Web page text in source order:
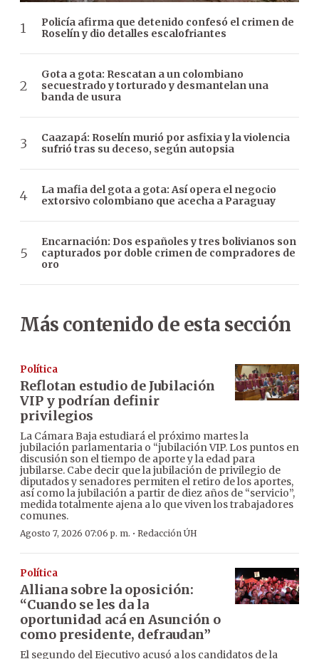
Policía afirma que detenido confesó el crimen de
Roselín y dio detalles escalofriantes
Gota a gota: Rescatan a un colombiano
secuestrado y torturado y desmantelan una
banda de usura
Caazapá: Roselín murió por asfixia y la violencia
sufrió tras su deceso, según autopsia
La mafia del gota a gota: Así opera el negocio
extorsivo colombiano que acecha a Paraguay
Encarnación: Dos españoles y tres bolivianos son
capturados por doble crimen de compradores de
oro
Más contenido de esta sección
Política
Reflotan estudio de Jubilación
VIP y podrían definir
privilegios
La Cámara Baja estudiará el próximo martes la
jubilación parlamentaria o “jubilación VIP. Los puntos en
discusión son el tiempo de aporte y la edad para
jubilarse. Cabe decir que la jubilación de privilegio de
diputados y senadores permiten el retiro de los aportes,
así como la jubilación a partir de diez años de “servicio”,
medida totalmente ajena a lo que viven los trabajadores
comunes.
Agosto 7, 2026 07:06 p. m. · Redacción ÚH
Política
Alliana sobre la oposición:
“Cuando se les da la
oportunidad acá en Asunción o
como presidente, defraudan”
El segundo del Ejecutivo acusó a los candidatos de la